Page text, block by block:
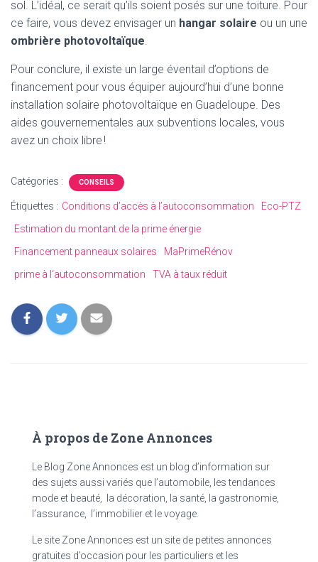
sol. L’idéal, ce serait qu’ils soient posés sur une toiture. Pour
ce faire, vous devez envisager un hangar solaire ou un une
ombrière photovoltaïque.
Pour conclure, il existe un large éventail d’options de
financement pour vous équiper aujourd’hui d’une bonne
installation solaire photovoltaïque en Guadeloupe. Des
aides gouvernementales aux subventions locales, vous
avez un choix libre !
Catégories : CONSEILS
Étiquettes : Conditions d’accès à l’autoconsommation
Eco-PTZ
Estimation du montant de la prime énergie
Financement panneaux solaires
MaPrimeRénov
prime à l‘autoconsommation
TVA à taux réduit
À propos de Zone Annonces
Le Blog Zone Annonces est un blog d’information sur
des sujets aussi variés que l’automobile, les tendances
mode et beauté, la décoration, la santé, la gastronomie,
l’assurance, l’immobilier et le voyage.
Le site Zone Annonces est un site de petites annonces
gratuites d’occasion pour les particuliers et les